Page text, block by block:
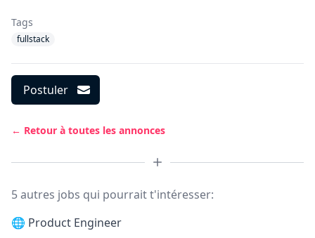
Tags
fullstack
Postuler
← Retour à toutes les annonces
5 autres jobs qui pourrait t'intéresser:
🌐 Product Engineer